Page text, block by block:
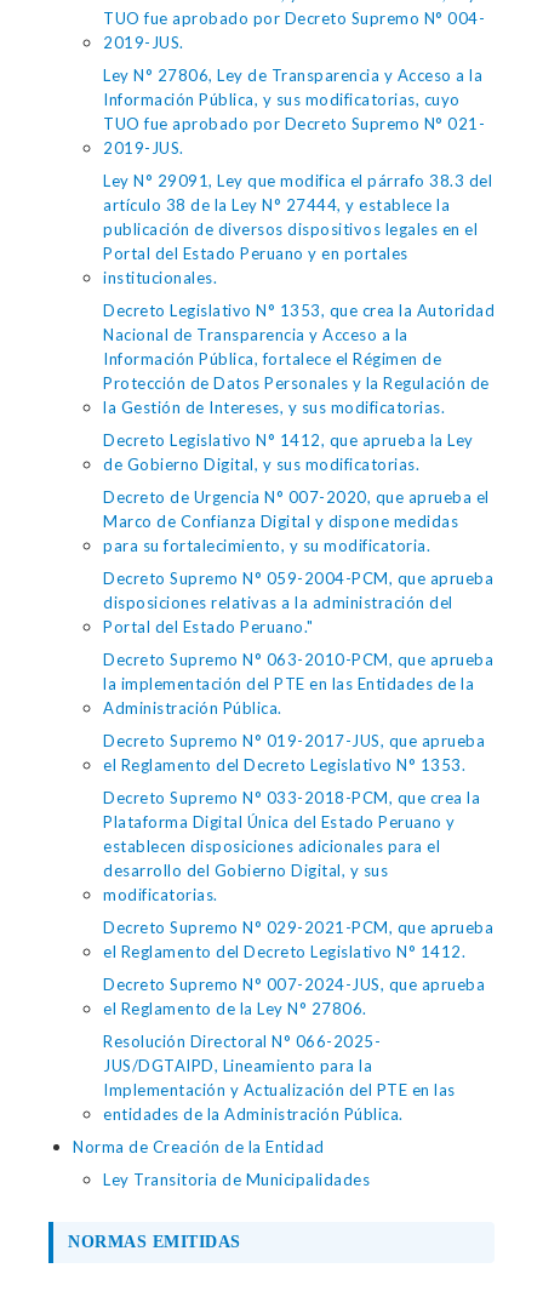
TUO fue aprobado por Decreto Supremo N° 004-
2019-JUS.
Ley N° 27806, Ley de Transparencia y Acceso a la
Información Pública, y sus modificatorias, cuyo
TUO fue aprobado por Decreto Supremo N° 021-
2019-JUS.
Ley N° 29091, Ley que modifica el párrafo 38.3 del
artículo 38 de la Ley N° 27444, y establece la
publicación de diversos dispositivos legales en el
Portal del Estado Peruano y en portales
institucionales.
Decreto Legislativo N° 1353, que crea la Autoridad
Nacional de Transparencia y Acceso a la
Información Pública, fortalece el Régimen de
Protección de Datos Personales y la Regulación de
la Gestión de Intereses, y sus modificatorias.
Decreto Legislativo N° 1412, que aprueba la Ley
de Gobierno Digital, y sus modificatorias.
Decreto de Urgencia N° 007-2020, que aprueba el
Marco de Confianza Digital y dispone medidas
para su fortalecimiento, y su modificatoria.
Decreto Supremo N° 059-2004-PCM, que aprueba
disposiciones relativas a la administración del
Portal del Estado Peruano."
Decreto Supremo N° 063-2010-PCM, que aprueba
la implementación del PTE en las Entidades de la
Administración Pública.
Decreto Supremo N° 019-2017-JUS, que aprueba
el Reglamento del Decreto Legislativo N° 1353.
Decreto Supremo N° 033-2018-PCM, que crea la
Plataforma Digital Única del Estado Peruano y
establecen disposiciones adicionales para el
desarrollo del Gobierno Digital, y sus
modificatorias.
Decreto Supremo N° 029-2021-PCM, que aprueba
el Reglamento del Decreto Legislativo N° 1412.
Decreto Supremo N° 007-2024-JUS, que aprueba
el Reglamento de la Ley N° 27806.
Resolución Directoral N° 066-2025-
JUS/DGTAIPD, Lineamiento para la
Implementación y Actualización del PTE en las
entidades de la Administración Pública.
Norma de Creación de la Entidad
Ley Transitoria de Municipalidades
NORMAS EMITIDAS